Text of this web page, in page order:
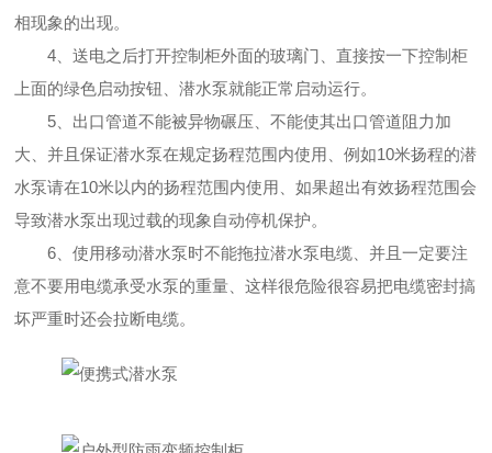
相现象的出现。
4、送电之后打开控制柜外面的玻璃门、直接按一下控制柜
上面的绿色启动按钮、潜水泵就能正常启动运行。
5、出口管道不能被异物碾压、不能使其出口管道阻力加
大、并且保证潜水泵在规定扬程范围内使用、例如10米扬程的潜
水泵请在10米以内的扬程范围内使用、如果超出有效扬程范围会
导致潜水泵出现过载的现象自动停机保护。
6、使用移动潜水泵时不能拖拉潜水泵电缆、并且一定要注
意不要用电缆承受水泵的重量、这样很危险很容易把电缆密封搞
坏严重时还会拉断电缆。